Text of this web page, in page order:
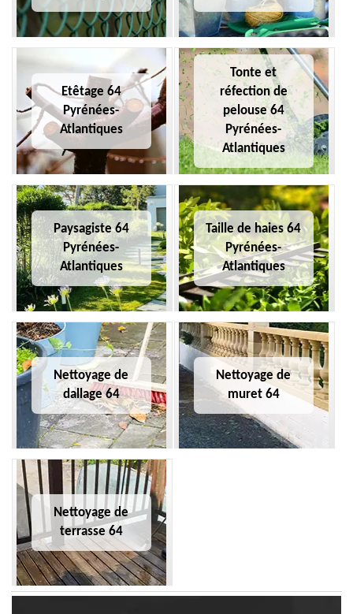
Etêtage 64
Pyrénées-
Atlantiques
Tonte et
réfection de
pelouse 64
Pyrénées-
Atlantiques
Paysagiste 64
Pyrénées-
Atlantiques
Taille de haies 64
Pyrénées-
Atlantiques
Nettoyage de
dallage 64
Nettoyage de
muret 64
Nettoyage de
terrasse 64